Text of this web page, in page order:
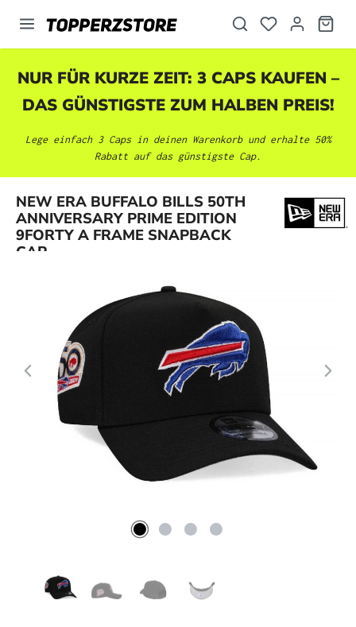
springen
NUR FÜR KURZE ZEIT: 3 CAPS KAUFEN –
DAS GÜNSTIGSTE ZUM HALBEN PREIS!
Lege einfach 3 Caps in deinen Warenkorb und erhalte 50%
Rabatt auf das günstigste Cap.
NEW ERA BUFFALO BILLS 50TH
ANNIVERSARY PRIME EDITION
9FORTY A FRAME SNAPBACK
CAP
Bildergalerie überspringen